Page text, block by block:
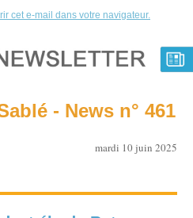
cet e-mail dans votre navigateur.
- News n° 461
mardi 10 juin 2025